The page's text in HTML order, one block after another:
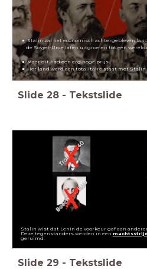
Stalin zal het economisch achtergebleven
de Sovjet-Unie laten uitgroeien tot een
Maar dit had een erg hoge prijs..
Het land werd een totalitaire staat met
Slide 28 - Tekstslide
Stalin wist dat Lenin de voorkeur gaf aan
Deze tegenstanders werden in een machtsstrijd
geruimd.
Slide 29 - Tekstslide